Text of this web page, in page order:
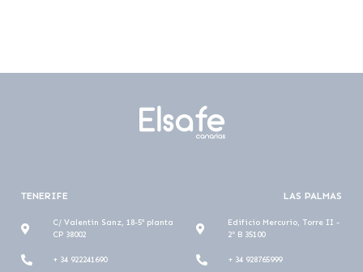
TENERIFE
C/ Valentin Sanz, 18-5ª planta
CP 38002
+ 34 922241690
LAS PALMAS
Edificio Mercurio, Torre II -
2º B 35100
+ 34 928765999